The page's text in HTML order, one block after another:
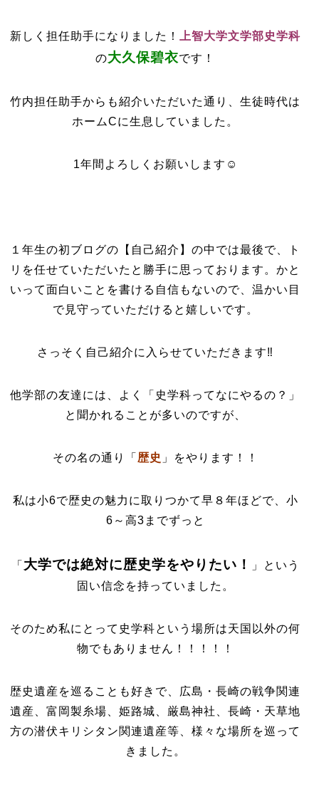
新しく担任助手になりました！
上智大学文学部史学科
の大久保碧衣です！
竹内担任助手からも紹介いただいた通り、生徒時代は
ホームCに生息していました。
1年間よろしくお願いします☺
１年生の初ブログの【自己紹介】の中では最後で、ト
リを任せていただいたと勝手に思っております。かと
いって面白いことを書ける自信もないので、温かい目
で見守っていただけると嬉しいです。
さっそく自己紹介に入らせていただきます‼
他学部の友達には、よく「史学科ってなにやるの？」
と聞かれることが多いのですが、
その名の通り「 歴史 」をやります！！
私は小6で歴史の魅力に取りつかて早８年ほどで、小
6～高3までずっと
「 大学では絶対に歴史学をやりたい！
」という
固い信念を持っていました。
そのため私にとって史学科という場所は天国以外の何
物でもありません！！！！！
歴史遺産を巡ることも好きで、広島・長崎の戦争関連
遺産、富岡製糸場、姫路城、厳島神社、長崎・天草地
方の潜伏キリシタン関連遺産等、様々な場所を巡って
きました。